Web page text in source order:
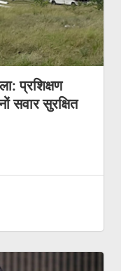
प्रशिक्षण
सवार सुरक्षित